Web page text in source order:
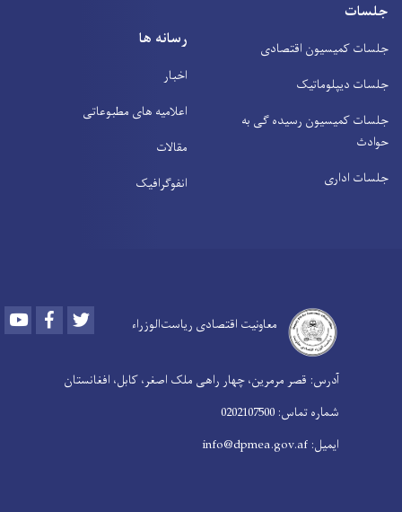
جلسات
جلسات کمیسیون اقتصادی
جلسات دیپلوماتیک
جلسات کمیسیون رسیده ګی به
حوادث
جلسات اداری
رسانه ها
اخبار
اعلامیه های مطبوعاتی
مقالات
انفوګرافیک
معاونیت اقتصادی ریاست‌الوزراء Youtube Facebook
آدرس: قصر مرمرین، چهار راهی ملک اصغر، کابل، افغانستان
شماره تماس: 0202107500
ایمیل: info@dpmea.gov.af